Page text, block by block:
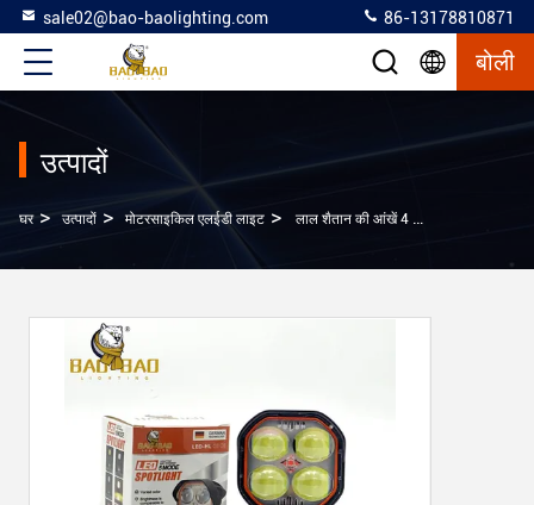
sale02@bao-baolighting.com 86-13178810871
बोली
उत्पादों
घर > उत्पादों > मोटरसाइकिल एलईडी लाइट > लाल शैतान की आंखें 4 आंखें सफेद पीला दोहरे रंग 4 लेंस एल्यूमीनियम मिनी ड्राइविंग लाइट्स मोटरसाइकिल के लिए हेडलाइट साइकिल के लिए धुंध लाइट्स